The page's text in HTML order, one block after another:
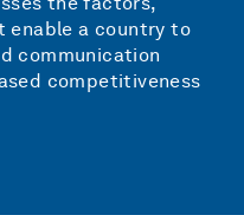
enable a country to
communication
competitiveness